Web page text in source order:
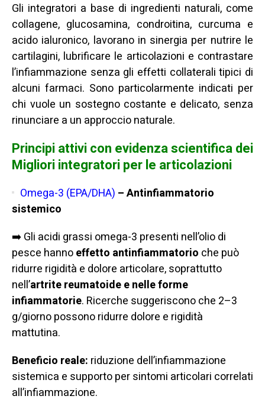
Gli integratori a base di ingredienti naturali, come
collagene, glucosamina, condroitina, curcuma e
acido ialuronico, lavorano in sinergia per nutrire le
cartilagini, lubrificare le articolazioni e contrastare
l’infiammazione senza gli effetti collaterali tipici di
alcuni farmaci. Sono particolarmente indicati per
chi vuole un sostegno costante e delicato, senza
rinunciare a un approccio naturale.
Principi attivi con evidenza scientifica dei
Migliori integratori per le articolazioni
Omega-3 (EPA/DHA) – Antinfiammatorio
sistemico
➡️ Gli acidi grassi omega-3 presenti nell’olio di
pesce hannoeffetto antinfiammatorio che può
ridurre rigidità e dolore articolare, soprattutto
nell’artrite reumatoide e nelle forme
infiammatorie. Ricerche suggeriscono che 2–3
g/giorno possono ridurre dolore e rigidità
mattutina.
Beneficio reale: riduzione dell’infiammazione
sistemica e supporto per sintomi articolari correlati
all’infiammazione.